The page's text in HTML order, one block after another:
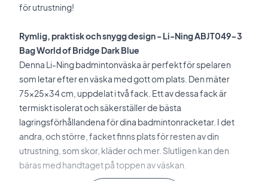
för utrustning!
Rymlig, praktisk och snygg design - Li-Ning ABJT049-3
Bag World of Bridge Dark Blue
Denna Li-Ning badmintonväska är perfekt för spelaren
som letar efter en väska med gott om plats. Den mäter
75x25x34 cm, uppdelat i två fack. Ett av dessa fack är
termiskt isolerat och säkerställer de bästa
lagringsförhållandena för dina badmintonracketar. I det
andra, och större, facket finns plats för resten av din
utrustning, som skor, kläder och mer. Slutligen kan den
bäras med handtaget på toppen av väskan.